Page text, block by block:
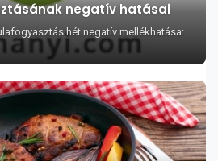
negatív hatásai
hét negatív mellékhatása: